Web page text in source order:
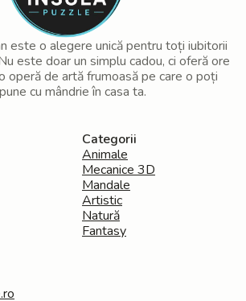
este o alegere unică pentru toți iubitorii
este doar un simplu cadou, ci oferă ore
operă de artă frumoasă pe care o poți
cu mândrie în casa ta.
Categorii
Animale
Mecanice 3D
Mandale
Artistic
Natură
Fantasy